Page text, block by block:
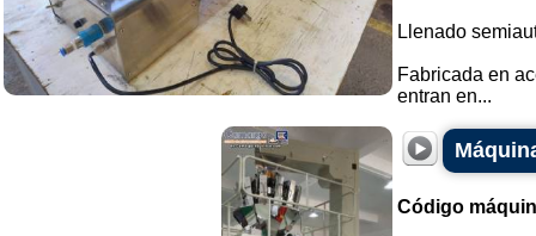
Llenado
Fabricada en
entran en...
Código